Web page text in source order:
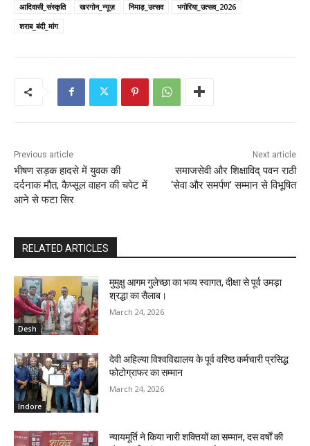
आदिवासी_संस्कृति
खरगोन_न्यूज़ निमाड़_उत्सव
भगोरिया_उत्सव_2026
शराब_बंदी_मांग
Previous article
भीषण सड़क हादसे में युवक की
दर्दनाक मौत, कैप्सूल वाहन की चपेट में
आने से फटा सिर
Next article
समाजसेवी और शिक्षाविद् पवन राठी
‘सेवा और समर्पण’ सम्मान से विभूषित
RELATED ARTICLES
Desh
मुमुक्षु आगम गुलेच्छा का भव्य स्वागत, दीक्षा से पूर्व उमड़ा
श्रद्धा का सैलाब।
March 24, 2026
Indore
देवी अहिल्या विश्वविद्यालय के पूर्व वरिष्ठ कर्मचारी प्रसिद्ध
फोटोग्राफर का सम्मान
March 24, 2026
न्यायमूर्ति ने किया नारी शक्तियों का सम्मान, दस वर्षों की